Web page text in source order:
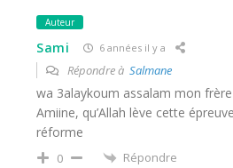
Auteur
Sami 6 années il y a
Répondre à Salmane
wa 3alaykoum assalam mon
Amiine, qu’Allah lève cette
réforme
0 Répondre